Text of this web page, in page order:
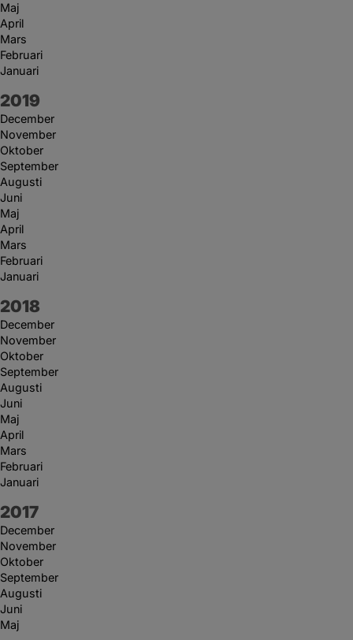
Maj
April
Mars
Februari
Januari
År:
2019
December
November
Oktober
September
Augusti
Juni
Maj
April
Mars
Februari
Januari
År:
2018
December
November
Oktober
September
Augusti
Juni
Maj
April
Mars
Februari
Januari
År:
2017
December
November
Oktober
September
Augusti
Juni
Maj